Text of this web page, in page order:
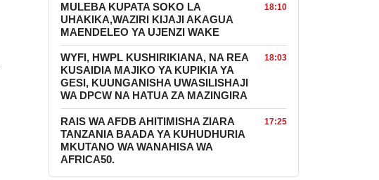
MULEBA KUPATA SOKO LA
UHAKIKA,WAZIRI KIJAJI AKAGUA
MAENDELEO YA UJENZI WAKE
18:10
WYFI, HWPL KUSHIRIKIANA, NA REA
KUSAIDIA MAJIKO YA KUPIKIA YA
GESI, KUUNGANISHA UWASILISHAJI
WA DPCW NA HATUA ZA MAZINGIRA
18:03
RAIS WA AFDB AHITIMISHA ZIARA
TANZANIA BAADA YA KUHUDHURIA
MKUTANO WA WANAHISA WA
AFRICA50.
17:25